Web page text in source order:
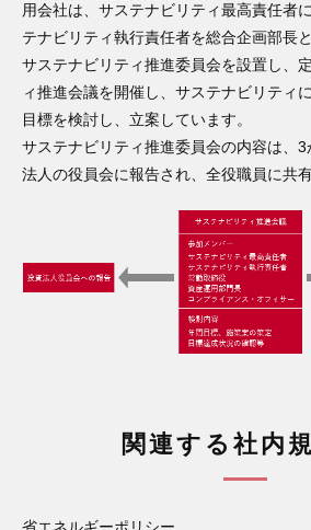
用会社は、サステナビリティ最高責任者
テナビリティ執行責任者を総合企画部長
サステナビリティ推進委員会を設置し、
ィ推進会議を開催し、サステナビリティ
目標を検討し、立案しています。
サステナビリティ推進委員会の内容は、
法人の役員会に報告され、全役職員に共
関連する社内